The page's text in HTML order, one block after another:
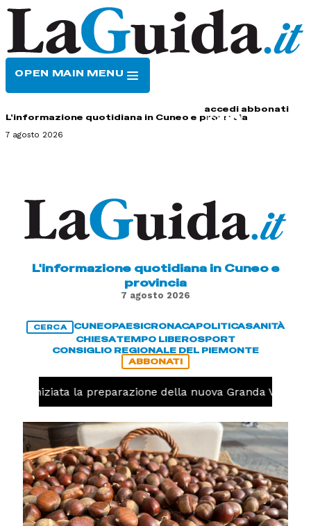
OPEN MAIN MENU
accedi abbonati
L'informazione quotidiana in Cuneo e provincia
7 agosto 2026
L'informazione quotidiana in Cuneo e
provincia
7 agosto 2026
CERCA CUNEOPAESICRONACAPOLITICASANITÀ
CHIESATEMPO LIBEROSPORT
CONSIGLIO REGIONALE DEL PIEMONTE
ABBONATI
iniziata la preparazione della nuova Granda Volley